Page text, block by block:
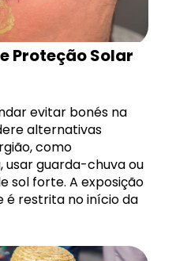
Proteção Solar
evitar bonés na
alternativas
como
guarda-chuva ou
sol forte. A exposição
é restrita no início da